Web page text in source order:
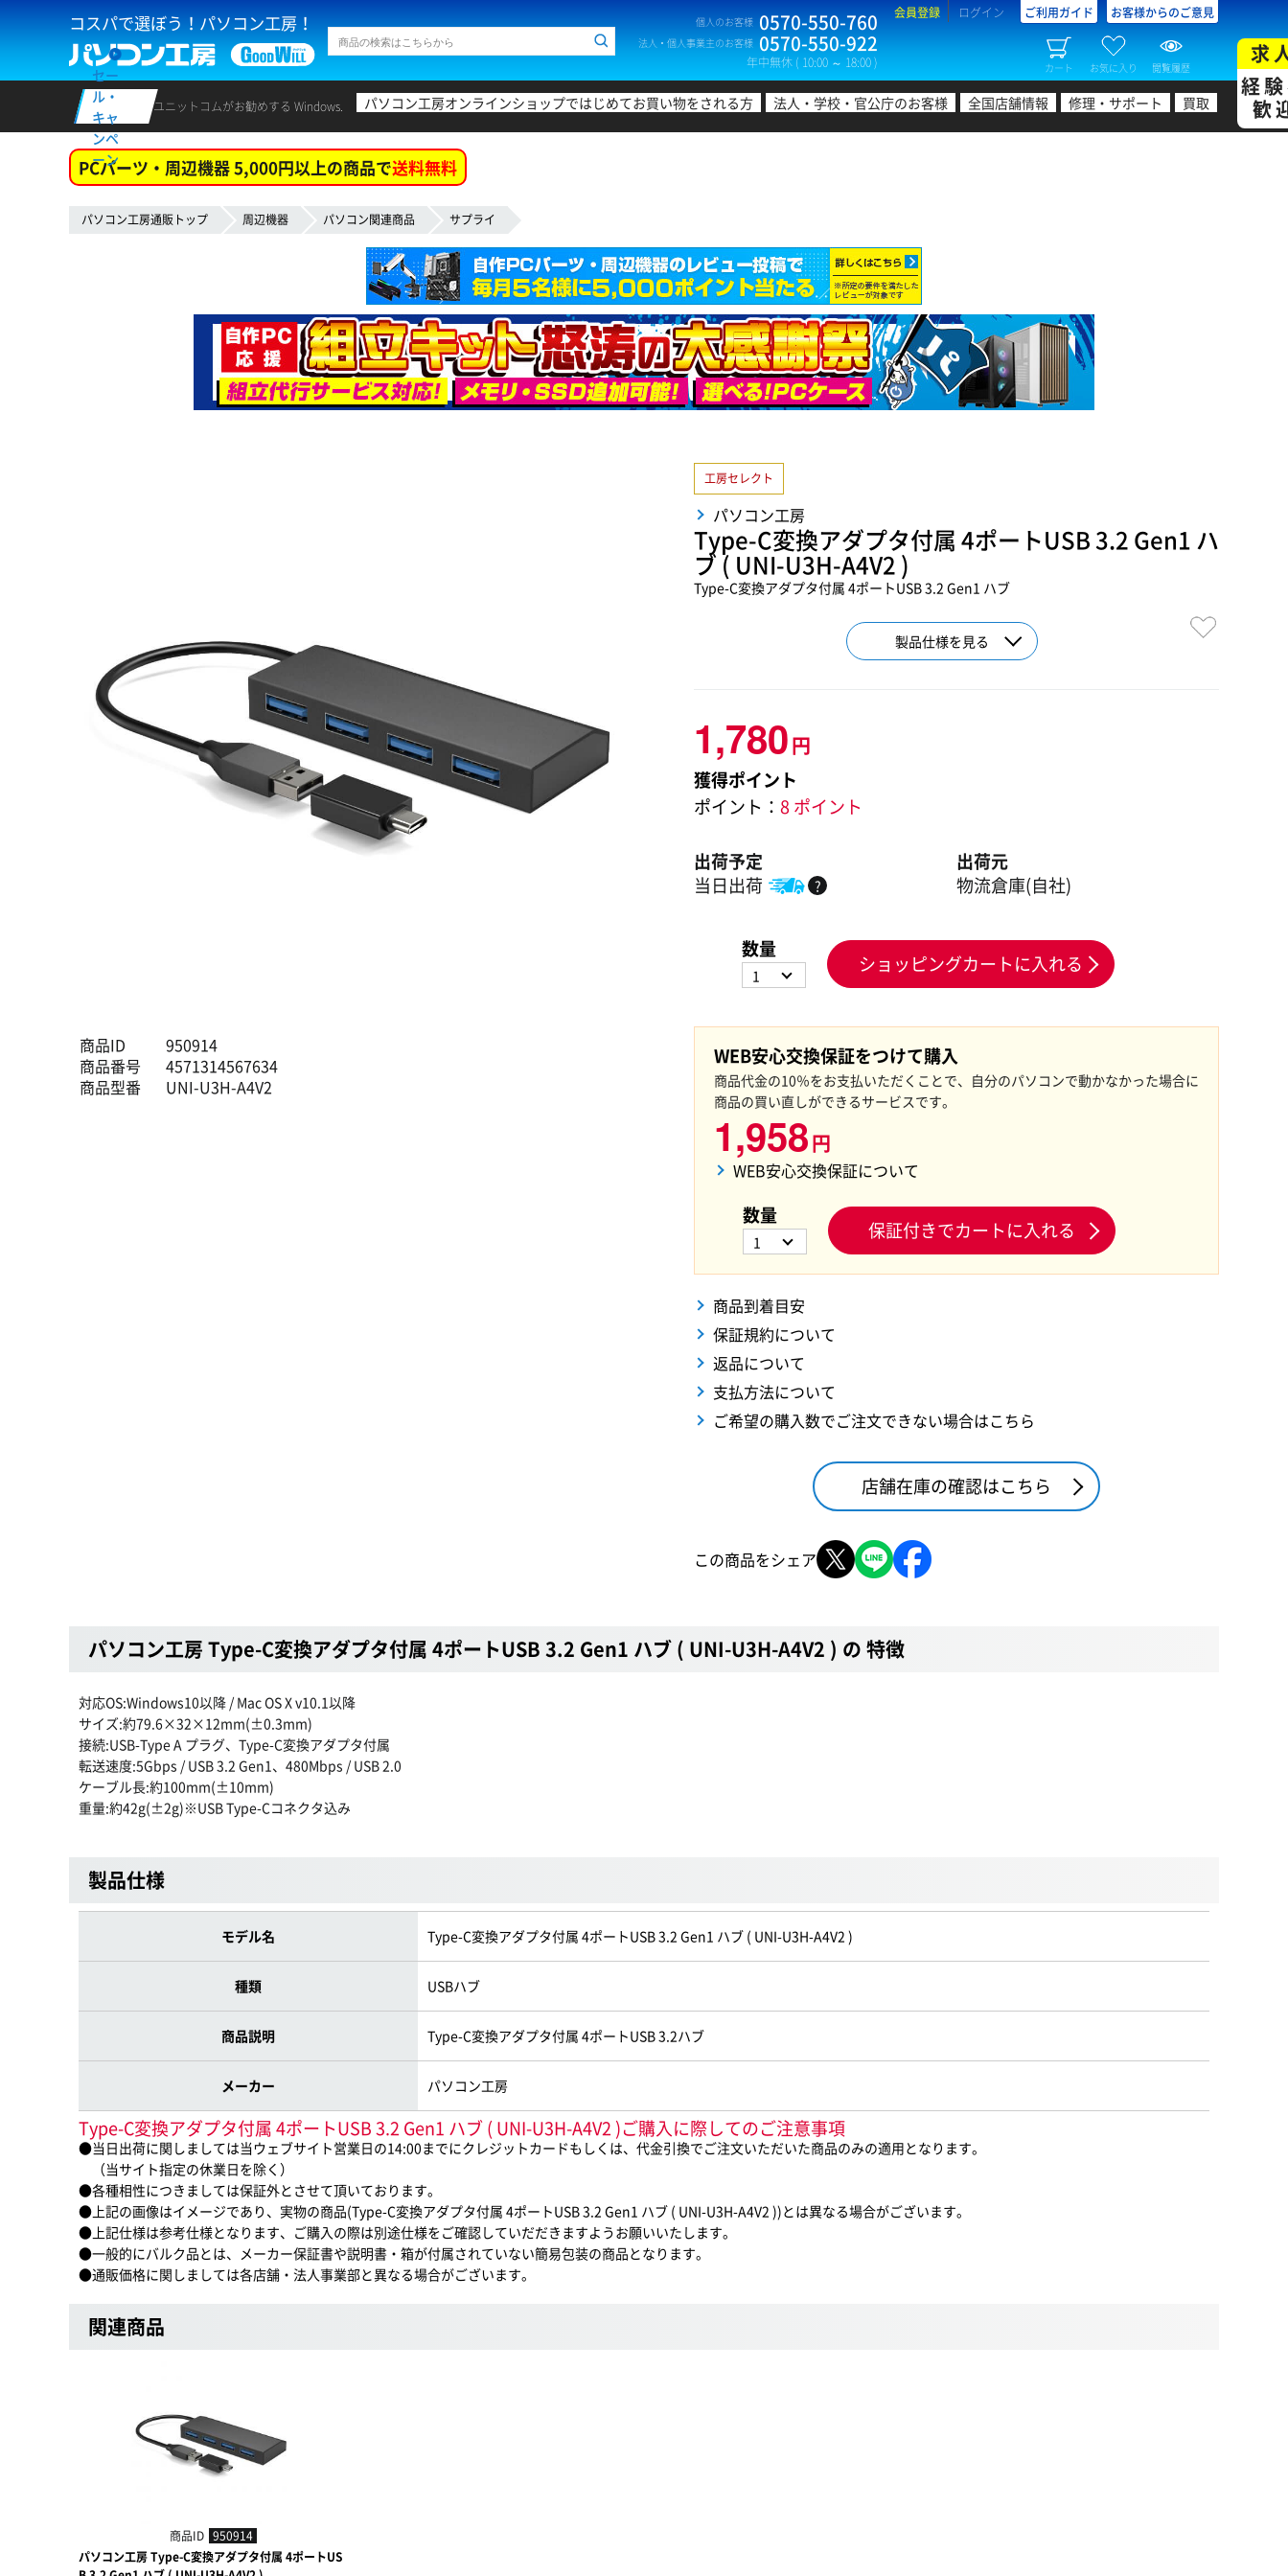
コスパで選ぼう！パソコン工房！ 個人のお客様 0570-550-760
法人・個人事業主のお客様 0570-550-922
年中無休 ( 10:00 ～ 18:00 )
会員登録 ログイン ご利用ガイド お客様からのご意見
カート お気に入り 閲覧履歴
セー
ル・
キャ
ンペ
ーン
ユニットコムがお勧めする Windows. パソコン工房オンラインショップではじめてお買い物をされる方 法人・学校・官公庁のお客様 全国店舗情報 修理・サポート 買取
求
経
歓
PCパーツ・周辺機器 5,000円以上の商品で送料無料
パソコン工房通販トップ 周辺機器 パソコン関連商品 サプライ
商品ID
950914
商品番号
4571314567634
商品型番
UNI-U3H-A4V2
工房セレクト
パソコン工房
Type-C変換アダプタ付属 4ポートUSB 3.2 Gen1 ハ
ブ ( UNI-U3H-A4V2 )
Type-C変換アダプタ付属 4ポートUSB 3.2 Gen1 ハブ
製品仕様を見る
1,780円
獲得ポイント
ポイント： 8 ポイント
出荷予定
当日出荷
?
出荷元
物流倉庫(自社)
数量
1 ショッピングカートに入れる
WEB安心交換保証をつけて購入
商品代金の10％をお支払いただくことで、自分のパソコンで動かなかった場合に
商品の買い直しができるサービスです。
1,958円
WEB安心交換保証について
数量
1 保証付きでカートに入れる
商品到着目安
保証規約について
返品について
支払方法について
ご希望の購入数でご注文できない場合はこちら
店舗在庫の確認はこちら
この商品をシェア
パソコン工房 Type-C変換アダプタ付属 4ポートUSB 3.2 Gen1 ハブ ( UNI-U3H-A4V2 ) の 特徴
対応OS:Windows10以降 / Mac OS X v10.1以降
サイズ:約79.6×32×12mm(±0.3mm)
接続:USB-Type A プラグ、Type-C変換アダプタ付属
転送速度:5Gbps / USB 3.2 Gen1、480Mbps / USB 2.0
ケーブル長:約100mm(±10mm)
重量:約42g(±2g)※USB Type-Cコネクタ込み
製品仕様
モデル名 Type-C変換アダプタ付属 4ポートUSB 3.2 Gen1 ハブ ( UNI-U3H-A4V2 )
種類 USBハブ
商品説明 Type-C変換アダプタ付属 4ポートUSB 3.2ハブ
メーカー パソコン工房
Type-C変換アダプタ付属 4ポートUSB 3.2 Gen1 ハブ ( UNI-U3H-A4V2 )ご購入に際してのご注意事項
●当日出荷に関しましては当ウェブサイト営業日の14:00までにクレジットカードもしくは、代金引換でご注文いただいた商品のみの適用となります。
（当サイト指定の休業日を除く）
●各種相性につきましては保証外とさせて頂いております。
●上記の画像はイメージであり、実物の商品(Type-C変換アダプタ付属 4ポートUSB 3.2 Gen1 ハブ ( UNI-U3H-A4V2 ))とは異なる場合がございます。
●上記仕様は参考仕様となります、ご購入の際は別途仕様をご確認していだだきますようお願いいたします。
●一般的にバルク品とは、メーカー保証書や説明書・箱が付属されていない簡易包装の商品となります。
●通販価格に関しましては各店舗・法人事業部と異なる場合がございます。
関連商品
商品ID 950914
パソコン工房 Type-C変換アダプタ付属 4ポートUS